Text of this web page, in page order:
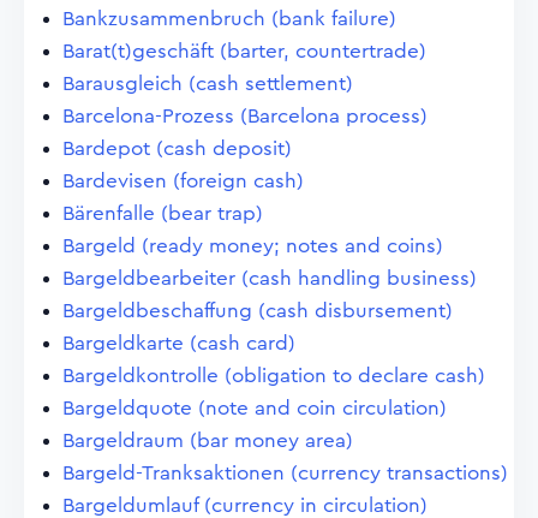
Bankzusammenbruch (bank failure)
Barat(t)geschäft (barter, countertrade)
Barausgleich (cash settlement)
Barcelona-Prozess (Barcelona process)
Bardepot (cash deposit)
Bardevisen (foreign cash)
Bärenfalle (bear trap)
Bargeld (ready money; notes and coins)
Bargeldbearbeiter (cash handling business)
Bargeldbeschaffung (cash disbursement)
Bargeldkarte (cash card)
Bargeldkontrolle (obligation to declare cash)
Bargeldquote (note and coin circulation)
Bargeldraum (bar money area)
Bargeld-Tranksaktionen (currency transactions)
Bargeldumlauf (currency in circulation)